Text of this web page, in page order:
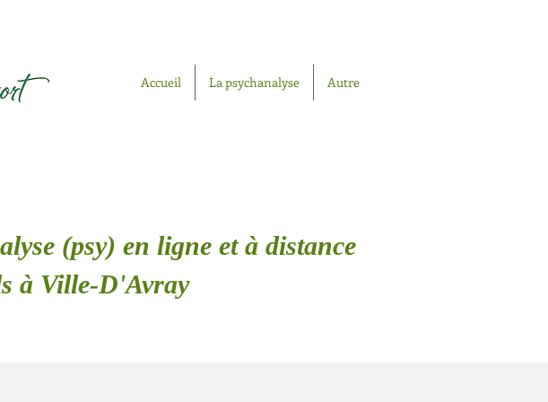
Accueil La psychanalyse Autre
(psy) en ligne et à distance
à Ville-D'Avray